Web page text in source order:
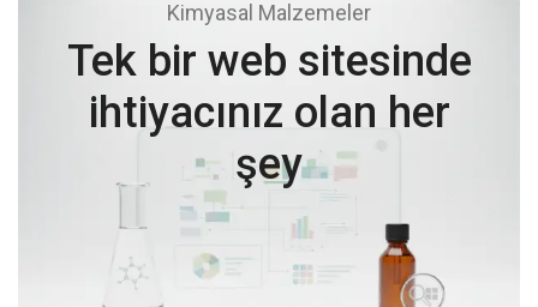
Kimyasal Malzemeler
Tek bir web sitesinde
ihtiyacınız olan her
şey